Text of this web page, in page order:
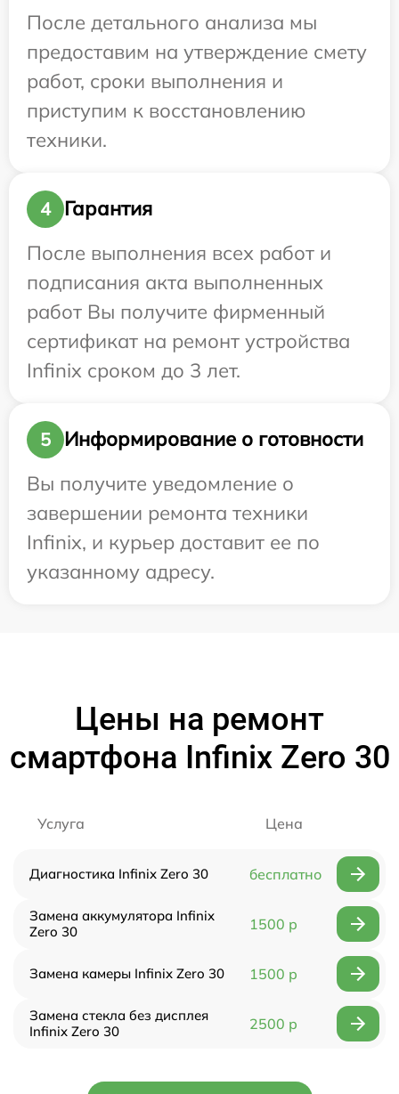
После детального анализа мы
предоставим на утверждение смету
работ, сроки выполнения и
приступим к восстановлению
техники.
4
Гарантия
После выполнения всех работ и
подписания акта выполненных
работ Вы получите фирменный
сертификат на ремонт устройства
Infinix сроком до 3 лет.
5
Информирование о готовности
Вы получите уведомление о
завершении ремонта техники
Infinix, и курьер доставит ее по
указанному адресу.
Цены на ремонт
смартфона Infinix Zero 30
Услуга Цена
Диагностика Infinix Zero 30 бесплатно
Замена аккумулятора Infinix
Zero 30
1500 р
Замена камеры Infinix Zero 30 1500 р
Замена стекла без дисплея
Infinix Zero 30
2500 р